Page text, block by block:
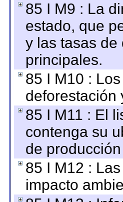
85 I M9 : La
estado, que
y las tasas de
principales.
85 I M10 :
deforestación
85 I M11 : El
contenga su
de
85 I M12 :
impacto